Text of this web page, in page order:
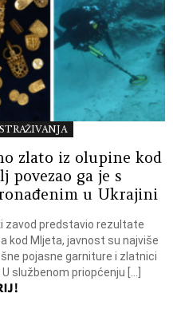
zlato iz olupine kod
povezao ga je s
u Ukrajini
zavod predstavio rezultate
kod Mljeta, javnost su najviše
pojasne garniture i zlatnici
službenom priopćenju […]